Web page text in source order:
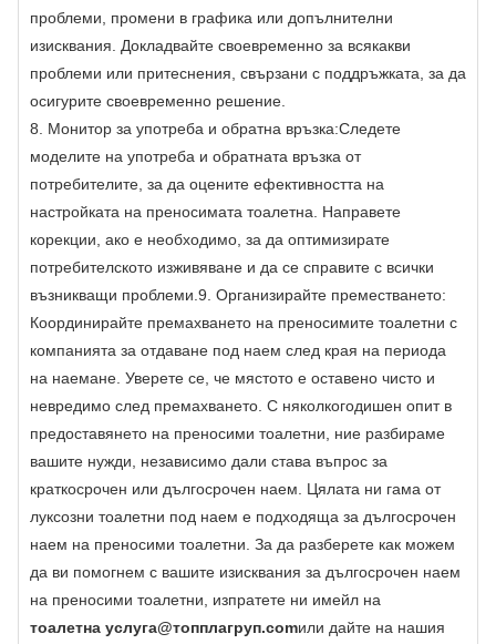
проблеми, промени в графика или допълнителни
изисквания. Докладвайте своевременно за всякакви
проблеми или притеснения, свързани с поддръжката, за да
осигурите своевременно решение.
8. Монитор за употреба и обратна връзка:Следете
моделите на употреба и обратната връзка от
потребителите, за да оцените ефективността на
настройката на преносимата тоалетна. Направете
корекции, ако е необходимо, за да оптимизирате
потребителското изживяване и да се справите с всички
възникващи проблеми. 9. Организирайте преместването:
Координирайте премахването на преносимите тоалетни с
компанията за отдаване под наем след края на периода
на наемане. Уверете се, че мястото е оставено чисто и
невредимо след премахването. С няколкогодишен опит в
предоставянето на преносими тоалетни, ние разбираме
вашите нужди, независимо дали става въпрос за
краткосрочен или дългосрочен наем. Цялата ни гама от
луксозни тоалетни под наем е подходяща за дългосрочен
наем на преносими тоалетни. За да разберете как можем
да ви помогнем с вашите изисквания за дългосрочен наем
на преносими тоалетни, изпратете ни имейл на
тоалетна услуга@топплагруп.comили дайте на нашия